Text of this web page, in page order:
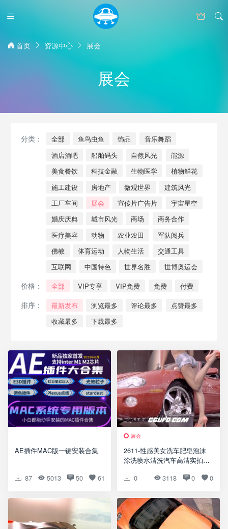
首页 资源中心 展会
展会
分类： 全部 鱼鸟虫鱼 饰品
音乐舞蹈
酒店酒吧
船舶码头 自然风光
能源
美食餐饮
科技金融 生物医学
植物鲜花
施工建设
房地产 微观世界
建筑风光
工厂车间
展会 宣传片广告片
宇宙星空
婚庆庆典
城市风光 商场
商务合作
医疗美容
动物 农业农田
军队阅兵
佛教
体育运动 人物生活
交通工具
互联网
中国特色 世界名胜 世博奥运会
价格： 全部 VIP专享 VIP免费 免费 付费
排序： 最新发布 浏览最多 评论最多
点赞最多
收藏最多
下载最多
AE插件MAC版一键安装合集
87 5013 50 61
展会
2611-性感美女洗车肥皂泡沫
涂洗喷水清洗汽车高清实拍视
0
3118 0 0